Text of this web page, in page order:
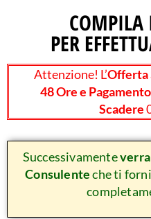
PER
Attenzione! L’Offerta
48 Ore e
Scadere
Successivamente
Consulenteche ti